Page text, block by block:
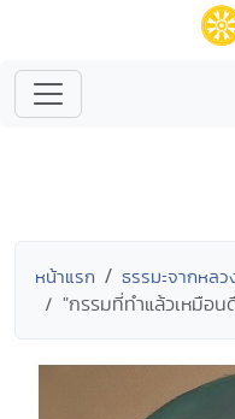
หน้าแรก ธรรมะจากหล
"กรรมที่ทำแล้วเหมือน